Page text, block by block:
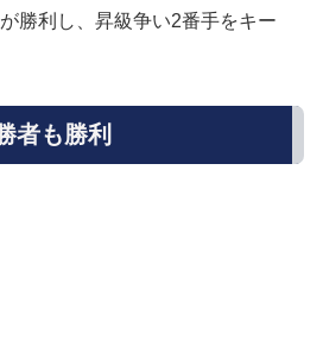
勝利し、昇級争い2番手をキー
者も勝利